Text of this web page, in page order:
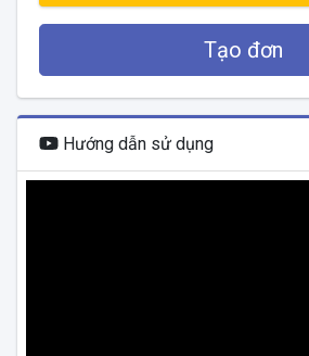
Tạo đơn
Hướng dẫn sử dụng